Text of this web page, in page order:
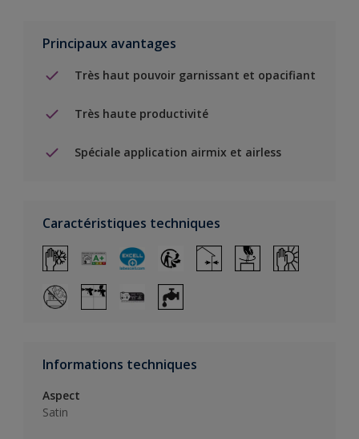
Principaux avantages
Très haut pouvoir garnissant et opacifiant
Très haute productivité
Spéciale application airmix et airless
Caractéristiques techniques
Informations techniques
Aspect
Satin